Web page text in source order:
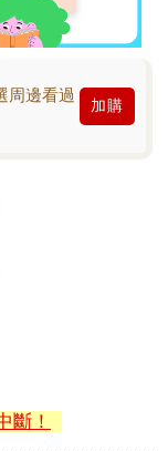
周邊看過
加購
斷！